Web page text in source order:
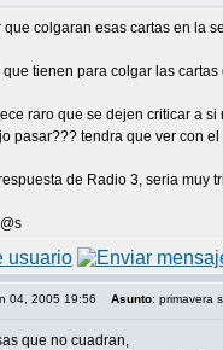
que colgaran esas cartas en la
que tienen para colgar las
raro que se dejen criticar a
pasar??? tendra que ver con
de Radio 3, seria muy
04, 2005 19:56 Asunto: primavera
que no cuadran,